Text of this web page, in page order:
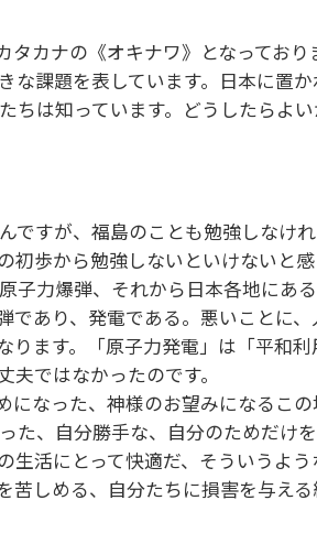
タカナの《オキナワ》となってお
課題を表しています。日本に置
ちは知っています。どうしたらよ
ですが、福島のことも勉強しなけ
初歩から勉強しないといけないと
子力爆弾、それから日本各地にあ
あり、発電である。悪いことに
ります。「原子力発電」は「平和
夫ではなかったのです。
なった、神様のお望みになるこ
た、自分勝手な、自分のためだけ
生活にとって快適だ、そういうよ
しめる、自分たちに損害を与え